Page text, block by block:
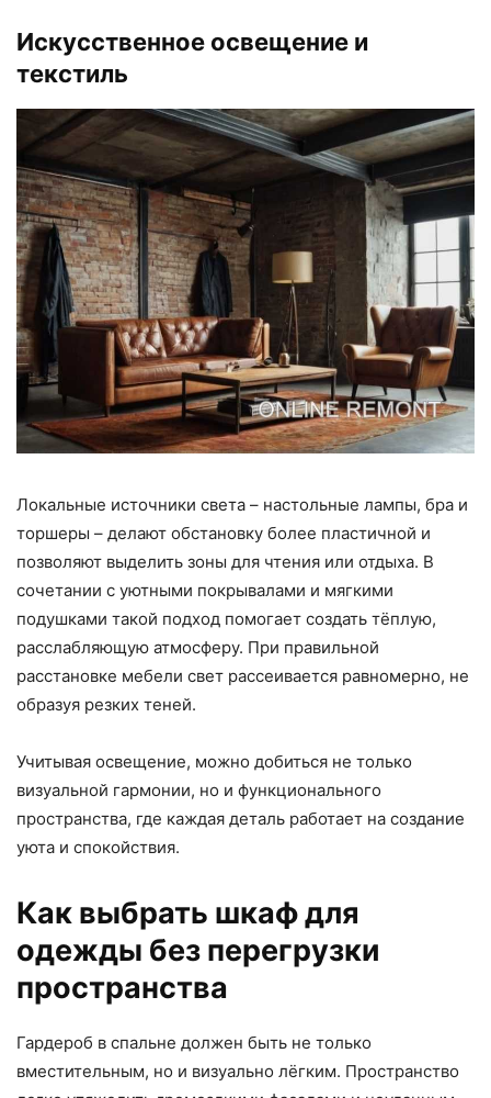
Искусственное освещение и
текстиль
Локальные источники света – настольные лампы, бра и
торшеры – делают обстановку более пластичной и
позволяют выделить зоны для чтения или отдыха. В
сочетании с уютными покрывалами и мягкими
подушками такой подход помогает создать тёплую,
расслабляющую атмосферу. При правильной
расстановке мебели свет рассеивается равномерно, не
образуя резких теней.
Учитывая освещение, можно добиться не только
визуальной гармонии, но и функционального
пространства, где каждая деталь работает на создание
уюта и спокойствия.
Как выбрать шкаф для
одежды без перегрузки
пространства
Гардероб в спальне должен быть не только
вместительным, но и визуально лёгким. Пространство